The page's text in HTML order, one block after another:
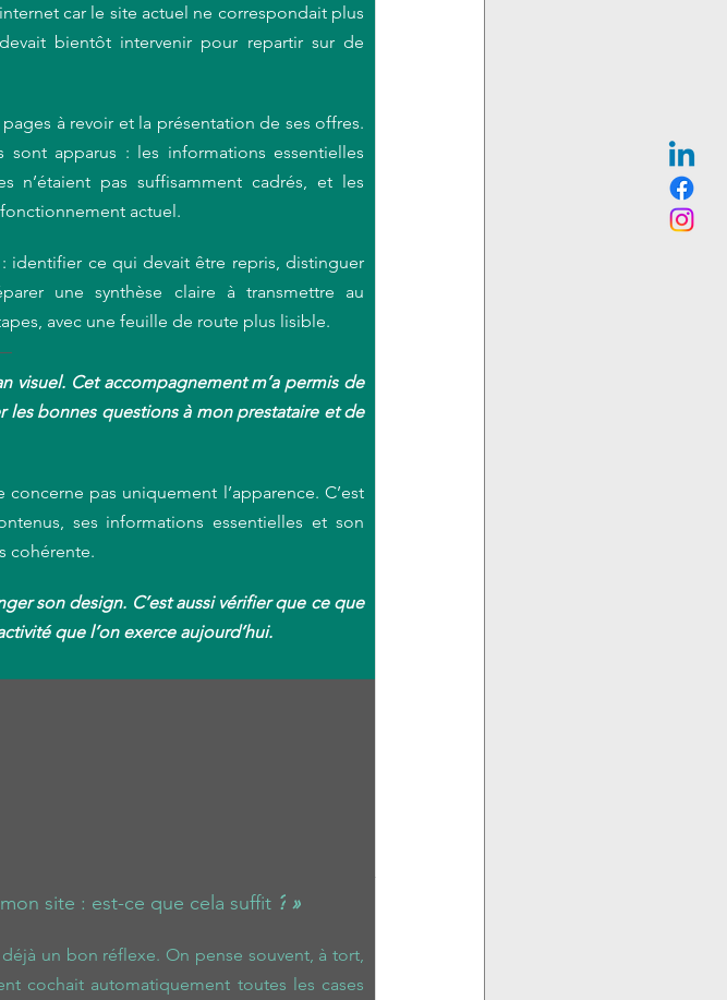
car le site actuel ne correspondait plus
bientôt intervenir pour repartir sur de
à revoir et la présentation de ses offres.
apparus : les informations essentielles
n’étaient pas suffisamment cadrés, et les
actuel.
identifier ce qui devait être repris, distinguer
une synthèse claire à transmettre au
avec une feuille de route plus lisible.
visuel. Cet accompagnement m’a permis de
bonnes questions à mon prestataire et de
pas uniquement l’apparence. C’est
ses informations essentielles et son
cohérente.
son design. C’est aussi vérifier que ce que
que l’on exerce aujourd’hui.
site : est-ce que cela suffit ? »
un bon réflexe. On pense souvent, à tort,
cochait automatiquement toutes les cases